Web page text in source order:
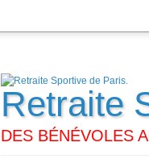
Retraite
DES BÉNÉVOLES